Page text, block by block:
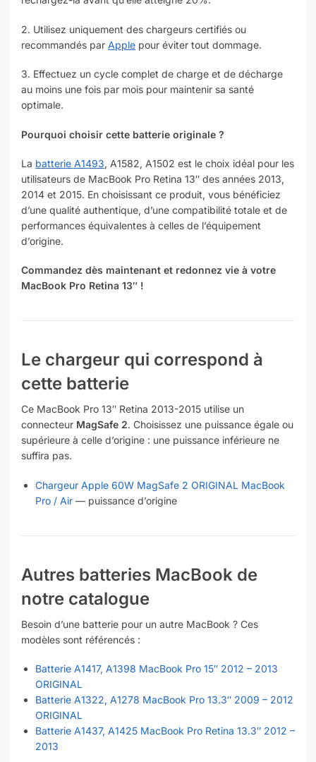
2. Utilisez uniquement des chargeurs certifiés ou
recommandés par Apple pour éviter tout dommage.
3. Effectuez un cycle complet de charge et de décharge
au moins une fois par mois pour maintenir sa santé
optimale.
Pourquoi choisir cette batterie originale ?
La batterie A1493, A1582, A1502 est le choix idéal pour les
utilisateurs de MacBook Pro Retina 13″ des années 2013,
2014 et 2015. En choisissant ce produit, vous bénéficiez
d’une qualité authentique, d’une compatibilité totale et de
performances équivalentes à celles de l’équipement
d’origine.
Commandez dès maintenant et redonnez vie à votre
MacBook Pro Retina 13″ !
Le chargeur qui correspond à
cette batterie
Ce MacBook Pro 13″ Retina 2013-2015 utilise un
connecteur MagSafe 2. Choisissez une puissance égale ou
supérieure à celle d’origine : une puissance inférieure ne
suffira pas.
Chargeur Apple 60W MagSafe 2 ORIGINAL MacBook
Pro / Air — puissance d’origine
Autres batteries MacBook de
notre catalogue
Besoin d’une batterie pour un autre MacBook ? Ces
modèles sont référencés :
Batterie A1417, A1398 MacBook Pro 15″ 2012 – 2013
ORIGINAL
Batterie A1322, A1278 MacBook Pro 13.3″ 2009 – 2012
ORIGINAL
Batterie A1437, A1425 MacBook Pro Retina 13.3″ 2012 –
2013